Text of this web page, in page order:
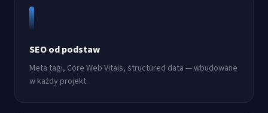
SEO od podstaw
Meta tagi, Core Web Vitals, structured data — wbudowane
w każdy projekt.